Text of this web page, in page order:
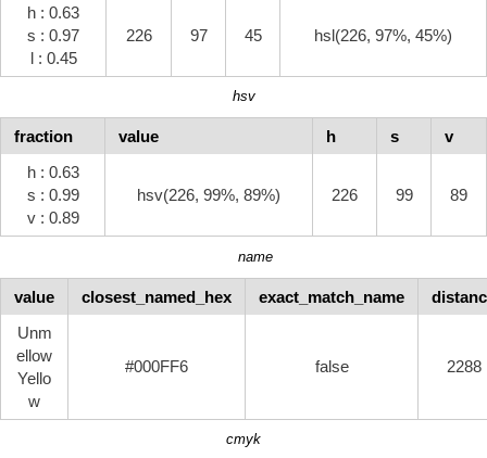
h : 0.63
s : 0.97
l : 0.45
226 97 45 hsl(226, 97%, 45%)
hsv
fraction value h s
v
h : 0.63
s : 0.99
v : 0.89
hsv(226, 99%, 89%) 226 99 89
name
value closest_named_hex exact_match_name
Unm
ellow
Yello
w
#000FF6 false 2288
cmyk